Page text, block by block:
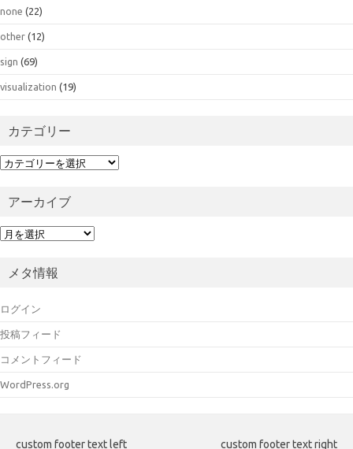
none (22)
other (12)
sign (69)
visualization (19)
カテゴリー
カ
アーカイブ
ア
イメタ情報
ログイン
投稿フィード
コメントフィード
WordPress.org
custom footer text left custom footer text right